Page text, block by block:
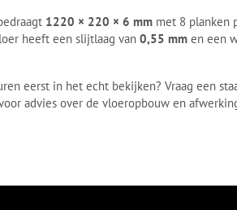
1220 × 220 × 6 mm met 8 planken
heeft een slijtlaag van0,55 mm en een
eerst in het echt bekijken? Vraag een
advies over de vloeropbouw en